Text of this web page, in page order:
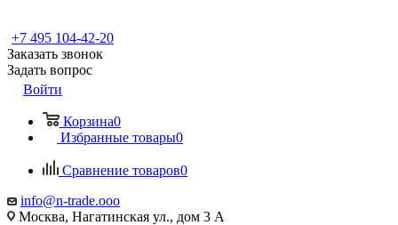
+7 495 104-42-20
Заказать звонок
Задать вопрос
Войти
Корзина0
Избранные товары0
Сравнение товаров0
info@n-trade.ooo
Москва, Нагатинская ул., дом 3 А